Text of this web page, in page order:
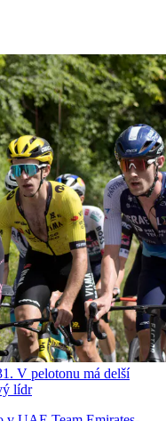
V pelotonu má delší
lídr